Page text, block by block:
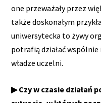
one przeważały przez
także doskonałym
uniwersytecka to żywy
potrafią działać
władze uczelni.
▶ Czy w czasie działań